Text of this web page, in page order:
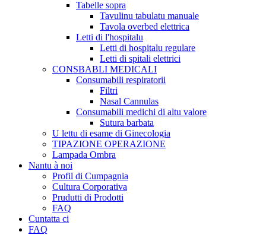
Tabelle sopra
Tavulinu tabulatu manuale
Tavola overbed elettrica
Letti di l'hospitalu
Letti di hospitalu regulare
Letti di spitali elettrici
CONSBABLI MEDICALI
Consumabili respiratorii
Filtri
Nasal Cannulas
Consumabili medichi di altu valore
Sutura barbata
U lettu di esame di Ginecologia
TIPAZIONE OPERAZIONE
Lampada Ombra
Nantu à noi
Profil di Cumpagnia
Cultura Corporativa
Prudutti di Prodotti
FAQ
Cuntatta ci
FAQ